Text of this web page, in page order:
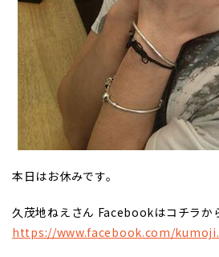
本日はお休みです。
久茂地ねえさん Facebookはコチラ
https://www.facebook.com/